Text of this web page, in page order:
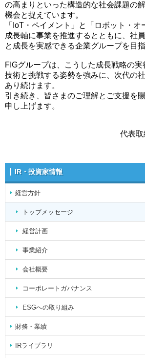
IR・投資家情報
経営方針
トップメッセージ
経営計画
事業紹介
会社概要
コーポレートガバナンス
ESGへの取り組み
財務・業績
IRライブラリ
の高まりといった構造的な社会課題の
機会と捉えています。
「IoT・ペイメント」と「ロボット・
成長軸に事業を推進するとともに、社
と成長を実感できる企業グループを目
FIGグループは、こうした成長戦略の
技術と挑戦する姿勢を強みに、次代の
あり続けます。
引き続き、皆さまのご理解とご支援を
申し上げます。
代表